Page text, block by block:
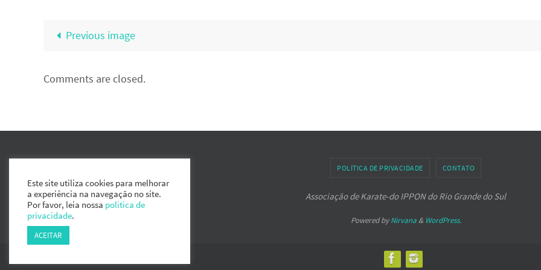
Previous image
Comments are closed.
POLÍTICA DE PRIVACIDADE CONTATO
Associação de Karate-do IPPON do Rio Grande do Sul
Powered byNirvana& WordPress.
Este site utiliza cookies para melhorar
a experiência na navegação no site.
Por favor, leia nossa política de
privacidade.
ACEITAR